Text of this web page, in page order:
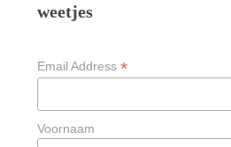
weetjes
Email Address *
Voornaam